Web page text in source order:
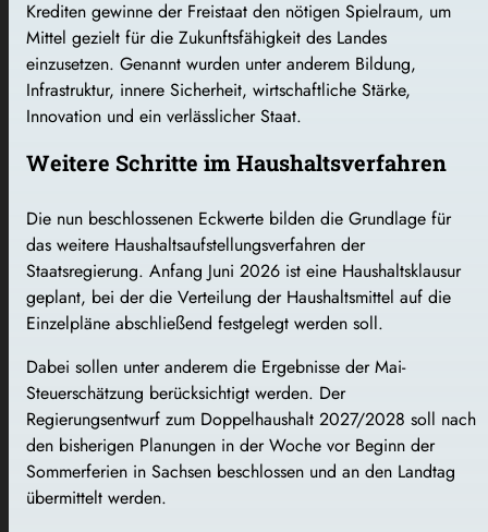
Krediten gewinne der Freistaat den nötigen Spielraum, um
Mittel gezielt für die Zukunftsfähigkeit des Landes
einzusetzen. Genannt wurden unter anderem Bildung,
Infrastruktur, innere Sicherheit, wirtschaftliche Stärke,
Innovation und ein verlässlicher Staat.
Weitere Schritte im Haushaltsverfahren
Die nun beschlossenen Eckwerte bilden die Grundlage für
das weitere Haushaltsaufstellungsverfahren der
Staatsregierung. Anfang Juni 2026 ist eine Haushaltsklausur
geplant, bei der die Verteilung der Haushaltsmittel auf die
Einzelpläne abschließend festgelegt werden soll.
Dabei sollen unter anderem die Ergebnisse der Mai-
Steuerschätzung berücksichtigt werden. Der
Regierungsentwurf zum Doppelhaushalt 2027/2028 soll nach
den bisherigen Planungen in der Woche vor Beginn der
Sommerferien in Sachsen beschlossen und an den Landtag
übermittelt werden.